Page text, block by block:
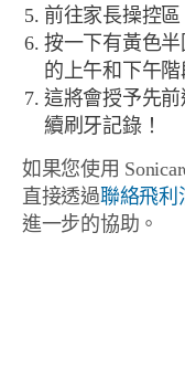
前往家長操控區
按一下有黃色
的上午和下午
這將會授予先
續刷牙記錄！
如果您使用
直接透過聯絡飛利
進一步的協助。